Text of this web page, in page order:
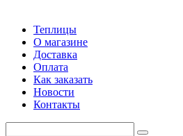
Теплицы
О магазине
Доставка
Оплата
Как заказать
Новости
Контакты